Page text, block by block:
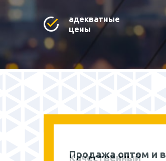
адекватные
цены
Продажа оптом и в